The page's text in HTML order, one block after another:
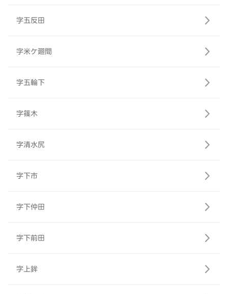
字五反田
字米ケ廻間
字五輪下
字篠木
字清水尻
字下市
字下仲田
字下前田
字上鉾